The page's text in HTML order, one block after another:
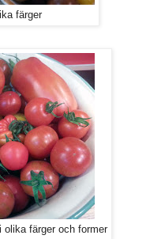
färger
färger och former